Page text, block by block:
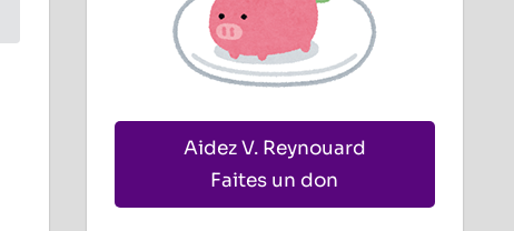
Aidez V. Reynouard
Faites un don